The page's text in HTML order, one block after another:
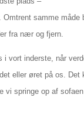
samme måde
fra nær og fjern.
vort inderste, når
eller øret på os. Det
vi springe op af